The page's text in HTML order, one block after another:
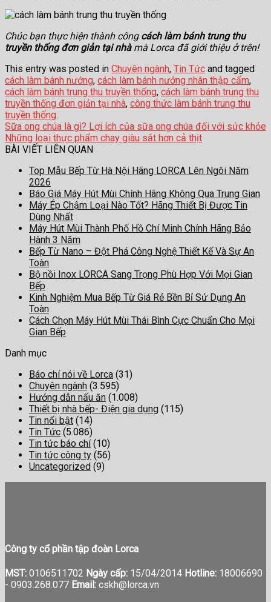
Chúc bạn thực hiện thành công cách làm bánh trung thu
truyền thống đơn giản tại nhàmà Lorca đã giới thiệu ở trên!
This entry was posted in Chuyên ngành, Tin Tức and tagged
cách làm bánh nướng, cách làm bánh nướng nhân thập cẩm,
cách làm bánh trung thu truyền thống, cách làm bánh trung thu
truyền thống đơn giản tại nhà, công thức làm bánh trung thu
truyền thống.
Sữa ong chúa là gì? Lợi ích của sữa ong chúa đối với sức khỏe
Những loại thực phẩm chay giàu sắt hơn cả thịt
BÀI VIẾT LIÊN QUAN
Top Mẫu Bếp Từ Hà Nội Hãng LORCA Lên Ngôi Năm
2026
Báo Giá Máy Hút Mùi Chính Hãng Không Qua Trung Gian
Máy Ép Chậm Loại Nào Tốt? Hãng Thiết Bị Được Tin
Dùng Nhất
Máy Hút Mùi Thành Phố Hồ Chí Minh Chính Hãng Bảo
Hành 3 Năm
Bếp Từ Nano – Đột Phá Công Nghệ Thiết Kế Và Sự An
Toàn
Bộ nồi Inox LORCA Sang Trọng Phù Hợp Với Mọi Gian
Bếp
Kinh Nghiệm Mua Bếp Từ Giá Rẻ Bền Bỉ Sử Dụng An
Toàn
Cách Chọn Máy Hút Mùi Thái Bình Cực Chuẩn Cho Mọi
Gian Bếp
Danh mục
Báo chí nói về Lorca (31)
Chuyên ngành (3.595)
Hướng dẫn nấu ăn (1.008)
Thiết bị nhà bếp- Điện gia dụng (115)
Tin nổi bật (14)
Tin Tức (5.086)
Tin tức báo chí(10)
Tin tức công ty (56)
Uncategorized (9)
Công ty cổ phần tập đoàn Lorca
MST: 0106511702 Ngày cấp: 15/04/2014 Hotline: 18006690
- 0903.268.077 Email: cskh@lorca.vn